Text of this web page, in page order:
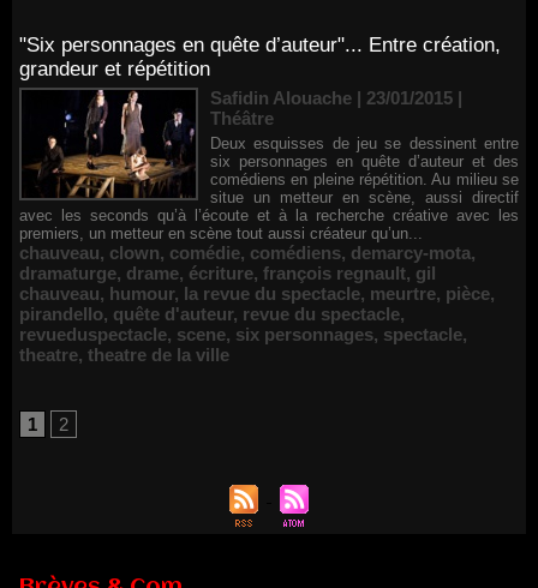
"Six personnages en quête d’auteur"... Entre création,
grandeur et répétition
Safidin Alouache | 23/01/2015 |
Théâtre
Deux esquisses de jeu se dessinent entre
six personnages en quête d’auteur et des
comédiens en pleine répétition. Au milieu se
situe un metteur en scène, aussi directif
avec les seconds qu’à l’écoute et à la recherche créative avec les
premiers, un metteur en scène tout aussi créateur qu’un...
chauveau, clown, comédie, comédiens, demarcy-mota,
dramaturge, drame, écriture, françois regnault, gil
chauveau, humour, la revue du spectacle, meurtre, pièce,
pirandello, quête d'auteur, revue du spectacle,
revueduspectacle, scene, six personnages, spectacle,
theatre, theatre de la ville
1 2
Théâtre national de la danse